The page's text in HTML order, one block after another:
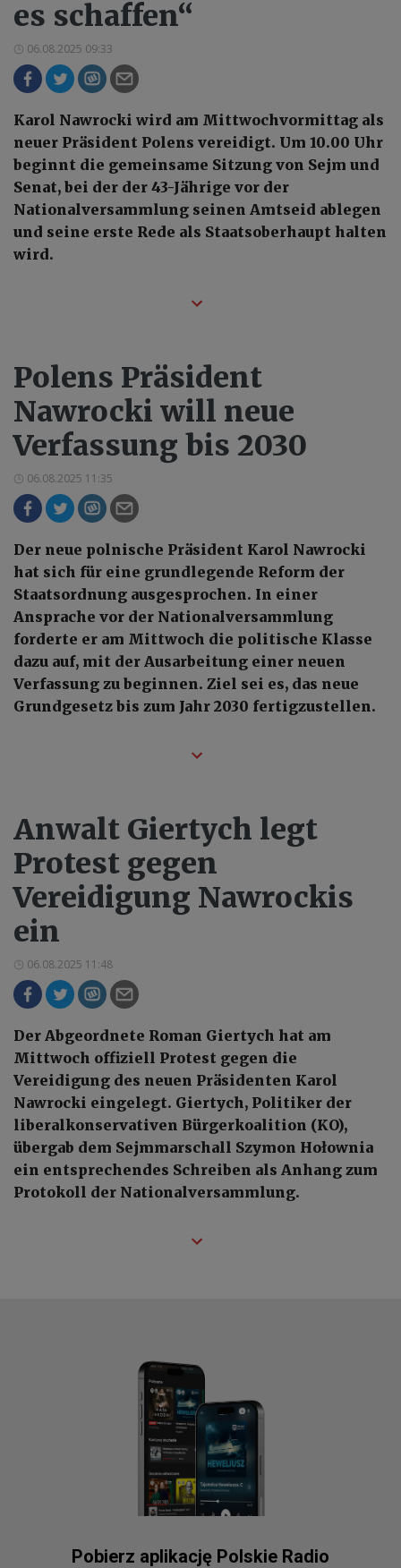
es schaffen“
06.08.2025 09:33
Karol Nawrocki wird am Mittwochvormittag als
neuer Präsident Polens vereidigt. Um 10.00 Uhr
beginnt die gemeinsame Sitzung von Sejm und
Senat, bei der der 43-Jährige vor der
Nationalversammlung seinen Amtseid ablegen
und seine erste Rede als Staatsoberhaupt halten
wird.
Polens Präsident
Nawrocki will neue
Verfassung bis 2030
06.08.2025 11:35
Der neue polnische Präsident Karol Nawrocki
hat sich für eine grundlegende Reform der
Staatsordnung ausgesprochen. In einer
Ansprache vor der Nationalversammlung
forderte er am Mittwoch die politische Klasse
dazu auf, mit der Ausarbeitung einer neuen
Verfassung zu beginnen. Ziel sei es, das neue
Grundgesetz bis zum Jahr 2030 fertigzustellen.
Anwalt Giertych legt
Protest gegen
Vereidigung Nawrockis
ein
06.08.2025 11:48
Der Abgeordnete Roman Giertych hat am
Mittwoch offiziell Protest gegen die
Vereidigung des neuen Präsidenten Karol
Nawrocki eingelegt. Giertych, Politiker der
liberalkonservativen Bürgerkoalition (KO),
übergab dem Sejmmarschall Szymon Hołownia
ein entsprechendes Schreiben als Anhang zum
Protokoll der Nationalversammlung.
Pobierz aplikację Polskie Radio